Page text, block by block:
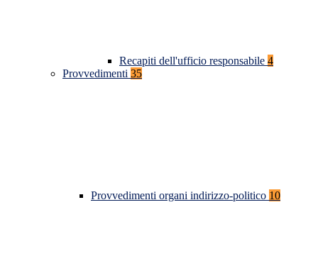
Recapiti dell'ufficio responsabile 4
Provvedimenti 35
Provvedimenti organi indirizzo-politico 10